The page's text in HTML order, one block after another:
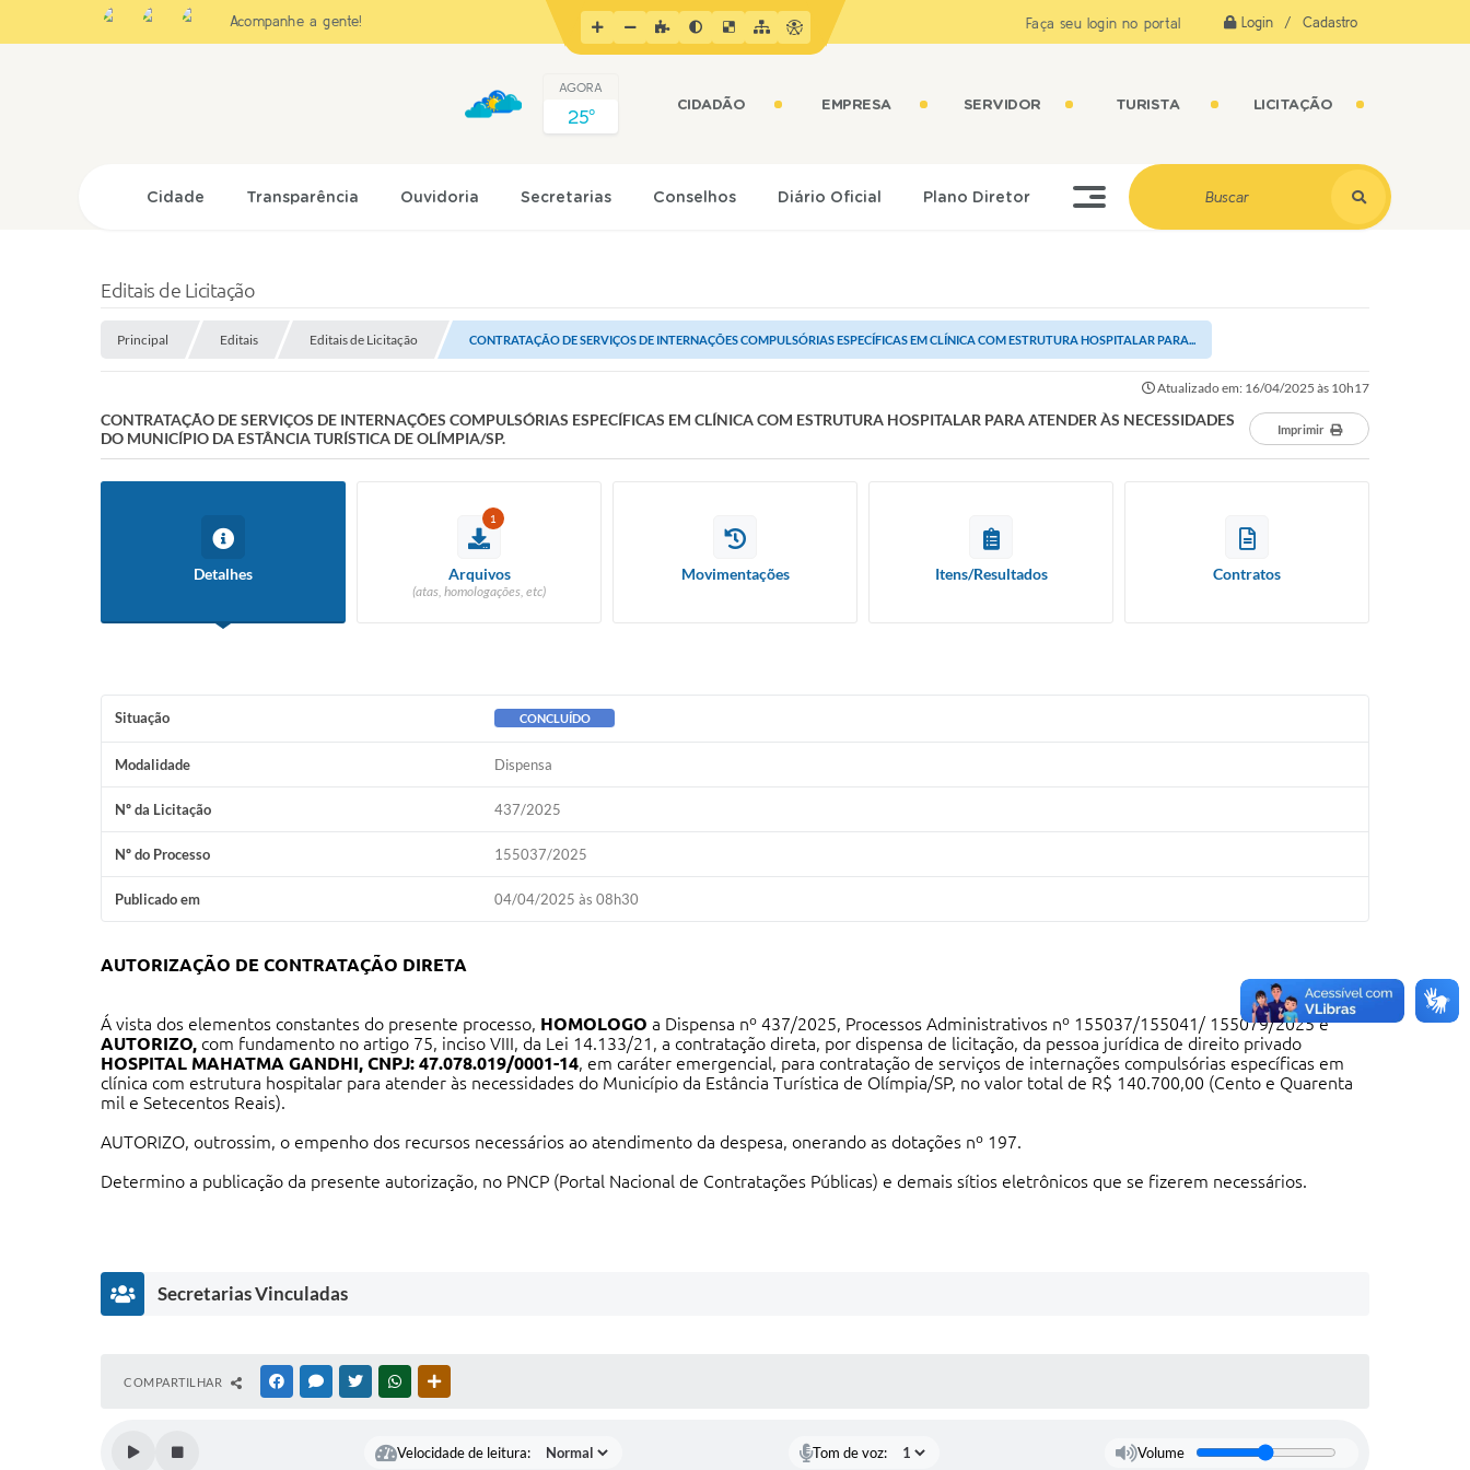
Faça seu login no portal Login / Cadastro
Acompanhe a gente!
CIDADÃO EMPRESA SERVIDOR TURISTA LICITAÇÃO
AGORA
25º
Cidade Transparência Ouvidoria Secretarias Conselhos Diário Oficial Plano Diretor
Editais de Licitação
Principal Editais Editais de Licitação CONTRATAÇÃO DE SERVIÇOS DE INTERNAÇÕES COMPULSÓRIAS ESPECÍFICAS EM CLÍNICA COM ESTRUTURA HOSPITALAR PARA...
Atualizado em: 16/04/2025 às 10h17
CONTRATAÇÃO DE SERVIÇOS DE INTERNAÇÕES COMPULSÓRIAS ESPECÍFICAS EM CLÍNICA COM ESTRUTURA HOSPITALAR PARA ATENDER ÀS NECESSIDADES
DO MUNICÍPIO DA ESTÂNCIA TURÍSTICA DE OLÍMPIA/SP.
Imprimir
Detalhes
1
Arquivos
(atas, homologações, etc)
Movimentações Itens/Resultados Contratos
Situação CONCLUÍDO
Modalidade Dispensa
Nº da Licitação 437/2025
Nº do Processo 155037/2025
Publicado em 04/04/2025 às 08h30
AUTORIZAÇÃO DE CONTRATAÇÃO DIRETA
Á vista dos elementos constantes do presente processo, HOMOLOGO a Dispensa nº 437/2025, Processos Administrativos nº 155037/155041/ 155079/2025 e
AUTORIZO, com fundamento no artigo 75, inciso VIII, da Lei 14.133/21, a contratação direta, por dispensa de licitação, da pessoa jurídica de direito privado
HOSPITAL MAHATMA GANDHI, CNPJ: 47.078.019/0001-14, em caráter emergencial, para contratação de serviços de internações compulsórias específicas em
clínica com estrutura hospitalar para atender às necessidades do Município da Estância Turística de Olímpia/SP, no valor total de R$ 140.700,00 (Cento e Quarenta
mil e Setecentos Reais).
AUTORIZO, outrossim, o empenho dos recursos necessários ao atendimento da despesa, onerando as dotações nº 197.
Determino a publicação da presente autorização, no PNCP (Portal Nacional de Contratações Públicas) e demais sítios eletrônicos que se fizerem necessários.
_______________________________________
Márcio Henrique Eiti Iquegami
Secretarias Vinculadas
Saúde
COMPARTILHAR FACEBOOKMESSENGER
TWITTERWHATSAPP
Velocidade de leitura: Tom de voz: Volume